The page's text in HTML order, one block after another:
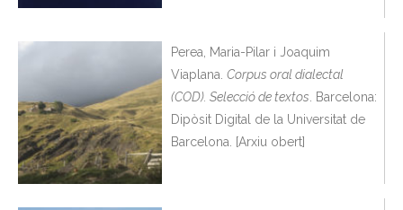
Perea, Maria-Pilar i Joaquim
Viaplana. Corpus oral dialectal
(COD). Selecció de textos . Barcelona:
Dipòsit Digital de la Universitat de
Barcelona. [Arxiu obert]